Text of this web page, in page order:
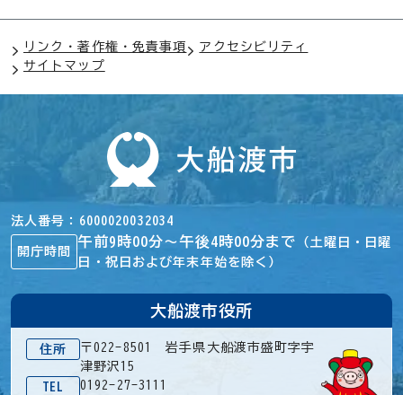
リンク・著作権・免責事項
アクセシビリティ
サイトマップ
法人番号 6000020032034
開庁時間
午前9時00分～午後4時00分まで
（土曜日・日曜
日・祝日および年末年始を除く）
大船渡市役所
住所
〒022-8501 岩手県大船渡市盛町字宇
津野沢15
TEL
0192-27-3111